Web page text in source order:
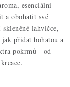
esenciální
a obohatit své
lahvičce,
jak přidat bohatou a
pokrmů - od